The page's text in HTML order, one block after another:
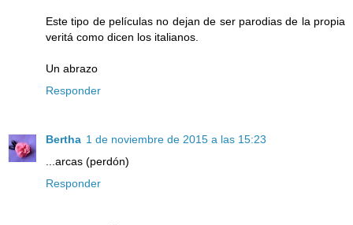
Este tipo de películas no dejan de ser parodias de la propia
veritá como dicen los italianos.
Un abrazo
Responder
Bertha 1 de noviembre de 2015 a las 15:23
...arcas (perdón)
Responder